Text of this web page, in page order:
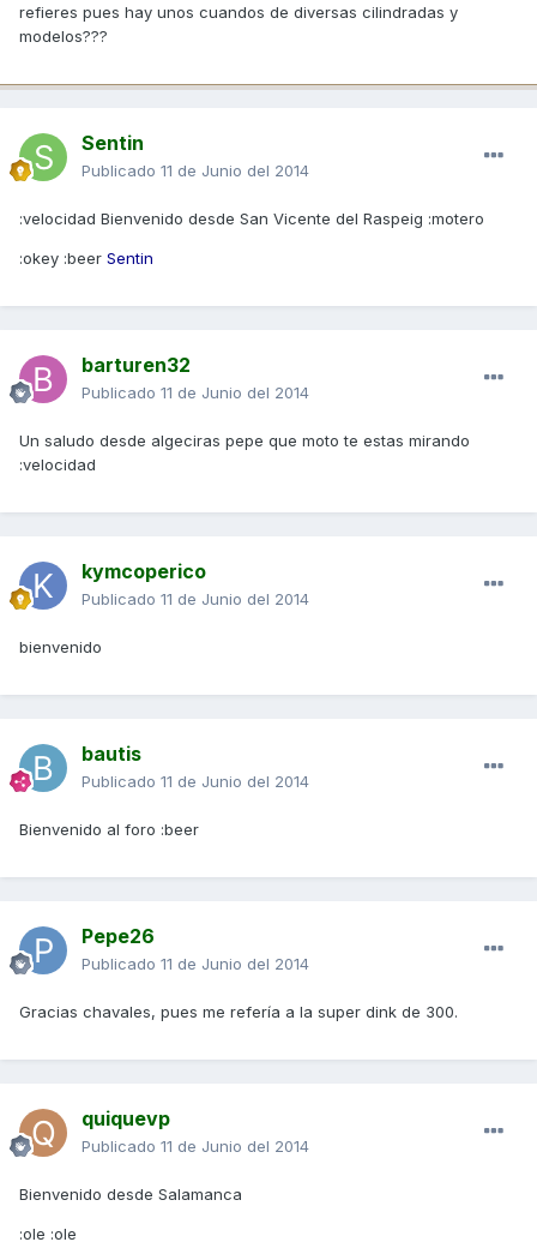
refieres pues hay unos cuandos de diversas cilindradas y
modelos???
Sentin
Publicado 11 de Junio del 2014
:velocidad Bienvenido desde San Vicente del Raspeig :motero
:okey :beer Sentin
barturen32
Publicado 11 de Junio del 2014
Un saludo desde algeciras pepe que moto te estas mirando
:velocidad
kymcoperico
Publicado 11 de Junio del 2014
bienvenido
bautis
Publicado 11 de Junio del 2014
Bienvenido al foro :beer
Pepe26
Publicado 11 de Junio del 2014
Gracias chavales, pues me refería a la super dink de 300.
quiquevp
Publicado 11 de Junio del 2014
Bienvenido desde Salamanca
:ole :ole